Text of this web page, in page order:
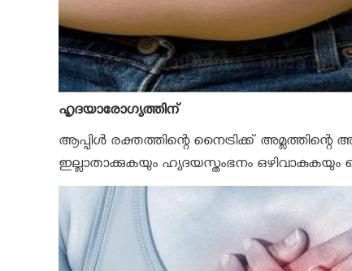
ഹൃദയാരോഗ്യത്തിന്
ആപ്പിള്‍ രക്തത്തിന്റെ നൈട്രിക്ക് അമ്ലത്തിന്റെ
ഇല്ലാതാക്കുകയും ഹ്യദയസ്തംഭനം ഒഴിവാകുകയും